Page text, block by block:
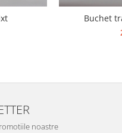
Buchet
noastre